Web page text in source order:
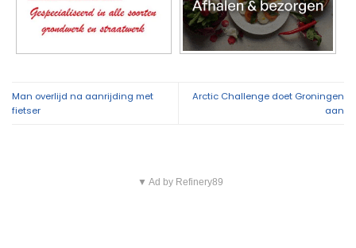
Man overlijd na aanrijding met
fietser
Arctic Challenge doet Groningen
aan
▼ Ad by Refinery89